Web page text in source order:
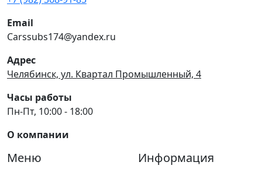
Email
Carssubs174@yandex.ru
Адрес
Челябинск, ул. Квартал Промышленный, 4
Часы работы
Пн-Пт, 10:00 - 18:00
О компании
Меню Информация